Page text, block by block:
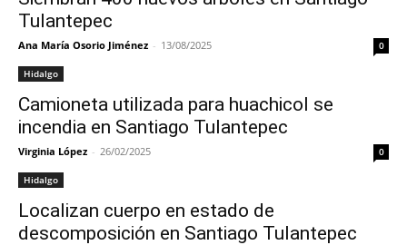
Tulantepec
Ana María Osorio Jiménez - 13/08/2025 0
Hidalgo
Camioneta utilizada para huachicol se
incendia en Santiago Tulantepec
Virginia López - 26/02/2025 0
Hidalgo
Localizan cuerpo en estado de
descomposición en Santiago Tulantepec